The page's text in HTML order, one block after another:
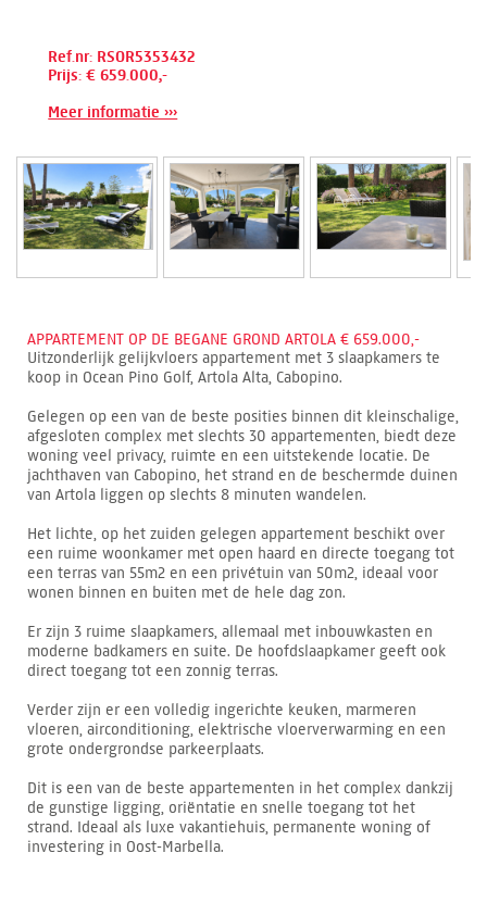
Ref.nr: RSOR5353432
Prijs: € 659.000,-
Meer informatie ›››
APPARTEMENT OP DE BEGANE GROND ARTOLA € 659.000,-
Uitzonderlijk gelijkvloers appartement met 3 slaapkamers te
koop in Ocean Pino Golf, Artola Alta, Cabopino.
Gelegen op een van de beste posities binnen dit kleinschalige,
afgesloten complex met slechts 30 appartementen, biedt deze
woning veel privacy, ruimte en een uitstekende locatie. De
jachthaven van Cabopino, het strand en de beschermde duinen
van Artola liggen op slechts 8 minuten wandelen.
Het lichte, op het zuiden gelegen appartement beschikt over
een ruime woonkamer met open haard en directe toegang tot
een terras van 55m2 en een privétuin van 50m2, ideaal voor
wonen binnen en buiten met de hele dag zon.
Er zijn 3 ruime slaapkamers, allemaal met inbouwkasten en
moderne badkamers en suite. De hoofdslaapkamer geeft ook
direct toegang tot een zonnig terras.
Verder zijn er een volledig ingerichte keuken, marmeren
vloeren, airconditioning, elektrische vloerverwarming en een
grote ondergrondse parkeerplaats.
Dit is een van de beste appartementen in het complex dankzij
de gunstige ligging, oriëntatie en snelle toegang tot het
strand. Ideaal als luxe vakantiehuis, permanente woning of
investering in Oost-Marbella.